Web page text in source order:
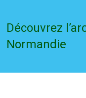
Découvrez
Normandie